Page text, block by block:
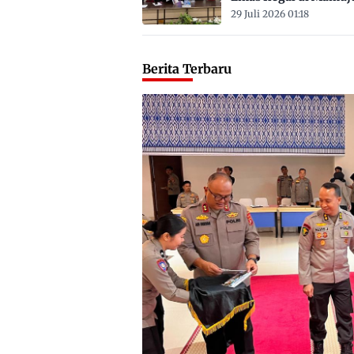
Satu ASN
29 Juli 2026 01:18
Berita Terbaru